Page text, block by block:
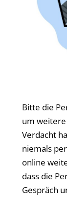
Bitte die
um
Verdacht
niemals
online
dass die
Gespräch